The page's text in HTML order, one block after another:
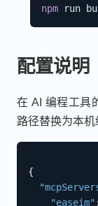
npm
配置说明
在 AI 编程工具
路径替换为本机
{
"easeim" :